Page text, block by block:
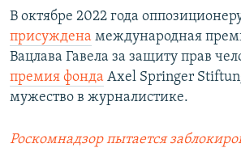
В октябре 2022 года
присуждена международная
Вацлава Гавела за защиту прав
премия фонда Axel Springer
мужество в журналистике.
Роскомнадзор пытается